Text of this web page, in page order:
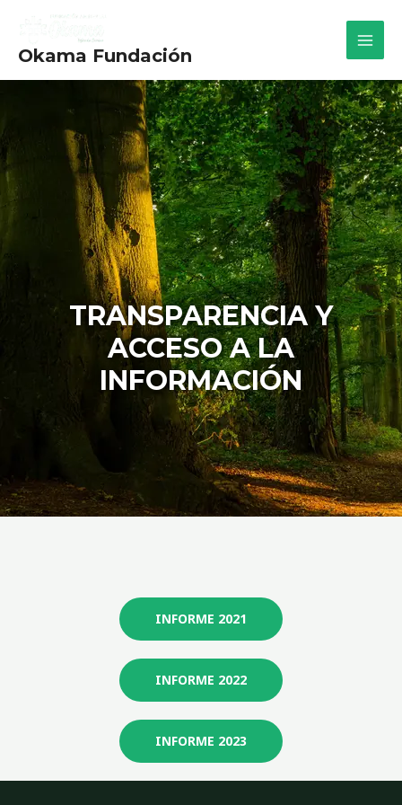
Okama Fundación
TRANSPARENCIA Y
ACCESO A LA
INFORMACIÓN
INFORME 2021
INFORME 2022
INFORME 2023